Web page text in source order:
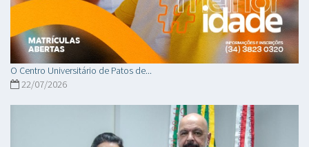
O Centro Universitário de Patos de...
22/07/2026